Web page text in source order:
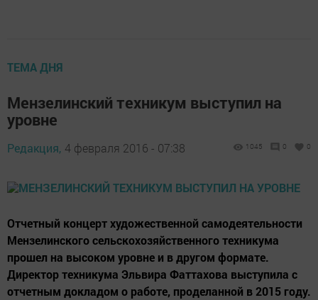
ТЕМА ДНЯ
Мензелинский техникум выступил на
уровне
Редакция, 4 февраля 2016 - 07:38 1045 0 0
Отчетный концерт художественной самодеятельности
Мензелинского сельскохозяйственного техникума
прошел на высоком уровне и в другом формате.
Директор техникума Эльвира Фаттахова выступила с
отчетным докладом о работе, проделанной в 2015 году.